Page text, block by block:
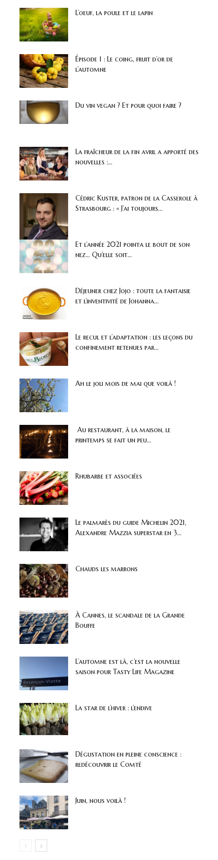
L’oeuf, la poule et le lapin
Épisode 1 : Le coing, fruit d’or de
l’automne
Du vin vegan ? Et pour quoi faire ?
La fraîcheur de la fin avril a apporté des
nouvelles :...
Cédric Kuster, patron de la Casserole à
Strasbourg : « J’ai toujours...
Et l’année 2021 pointa le bout de son
nez… Qu’elle soit...
Déjeuner chez Jojo : toute la fantaisie
et l’inventivité de Johanna...
Le recul et l’adaptation : les leçons du
confinement retenues par...
Ah le joli mois de mai que voilà !
Au restaurant, à la maison, le
printemps se fait un peu...
Rhubarbe et associées
Le palmarès du guide Michelin 2021,
Alexandre Mazzia superstar en 3...
Chauds les marrons
À Cannes, le scandale de la Grande
Bouffe
L’automne est là, c’est la nouvelle
saison pour Tasty Life Magazine
La star de l’hiver : l’endive
Dégustation en pleine conscience :
redécouvrir le Comté
Juin, nous voilà !